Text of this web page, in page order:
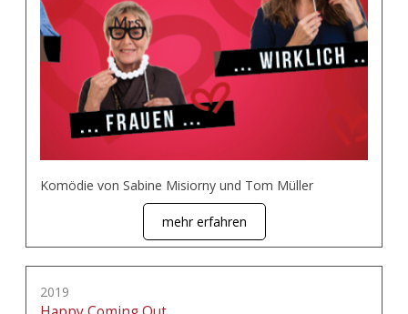
Komödie von Sabine Misiorny und Tom Müller
mehr erfahren
2019